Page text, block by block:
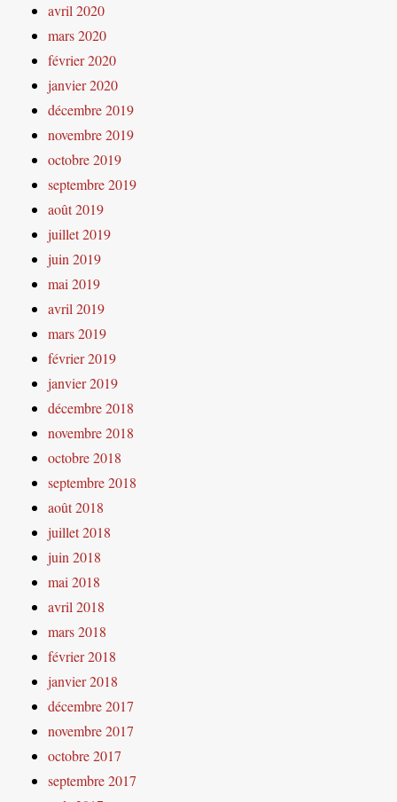
avril 2020
mars 2020
février 2020
janvier 2020
décembre 2019
novembre 2019
octobre 2019
septembre 2019
août 2019
juillet 2019
juin 2019
mai 2019
avril 2019
mars 2019
février 2019
janvier 2019
décembre 2018
novembre 2018
octobre 2018
septembre 2018
août 2018
juillet 2018
juin 2018
mai 2018
avril 2018
mars 2018
février 2018
janvier 2018
décembre 2017
novembre 2017
octobre 2017
septembre 2017